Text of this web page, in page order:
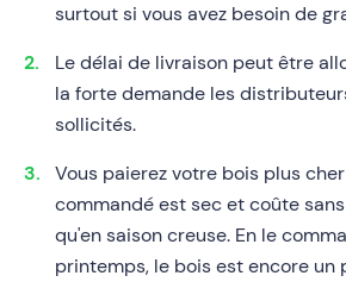
surtout si vous avez besoin de
Le délai de livraison peut être
la forte demande les
sollicités.
Vous paierez votre bois plus
commandé est sec et coûte
qu'en saison creuse. En le
printemps, le bois est encore un